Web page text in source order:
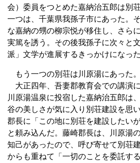
会）委員をつとめた嘉納治五郎は別
一つは、千葉県我孫子市にあった。
な嘉納の甥の柳宗悦が移住し、さら
実篤を誘う。その後我孫子に次々と
派」文学が進展するきっかけになった
もう一つの別荘は川原湯にあった。
大正四年、吾妻郡教育会での講演
川原湯温泉に投宿した嘉納治五郎は
谷の美しさが気に入り別荘建設を思
郡長に「この地に別荘を建設したい
と頼み込んだ。藤崎郡長は、川原湯
知己があったので、呼び寄せて別荘
からも重ねて「一切のことを委託す